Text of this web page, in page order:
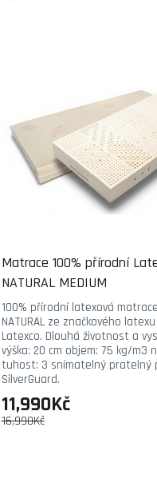
Matrace 100% přírodní
NATURAL MEDIUM
100% přírodní latexová matrace
NATURAL ze značkového
Latexco. Dlouhá životnost a
výška: 20 cm objem: 75 kg/m3
tuhost: 3 snímatelný pratelný
SilverGuard.
16,990Kč
11,990Kč